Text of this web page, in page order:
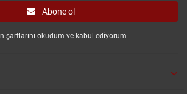
Abone ol
şartlarını okudum ve kabul ediyorum